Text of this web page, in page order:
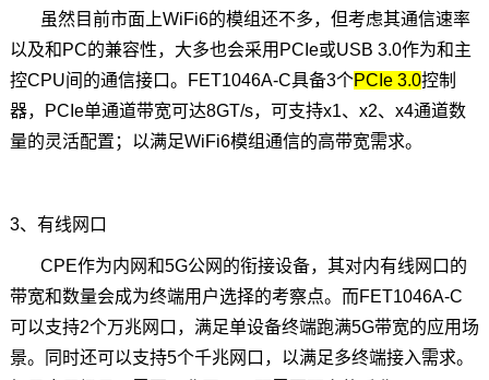
虽然目前市面上WiFi6的模组还不多，但考虑其通信速率
以及和PC的兼容性，大多也会采用PCIe或USB 3.0作为和主
控CPU间的通信接口。FET1046A-C具备3个PCIe 3.0控制
器，PCIe单通道带宽可达8GT/s，可支持x1、x2、x4通道数
量的灵活配置；以满足WiFi6模组通信的高带宽需求。
3、有线网口
CPE作为内网和5G公网的衔接设备，其对内有线网口的
带宽和数量会成为终端用户选择的考察点。而FET1046A-C
可以支持2个万兆网口 ，满足单设备终端跑满5G带宽的应用场
景。同时还可以支持5个千兆网口，以满足多终端接入需求。